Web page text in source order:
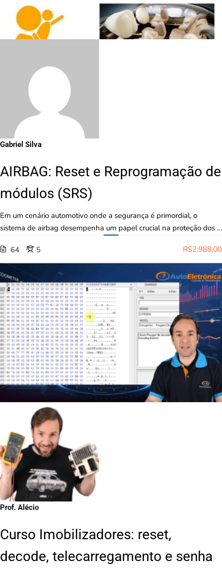
Gabriel Silva
AIRBAG: Reset e Reprogramação de
módulos (SRS)
Em um cenário automotivo onde a segurança é primordial, o
sistema de airbag desempenha um papel crucial na proteção dos …
64 5 R$2.988,00
Prof. Alécio
Curso Imobilizadores: reset,
decode, telecarregamento e senha